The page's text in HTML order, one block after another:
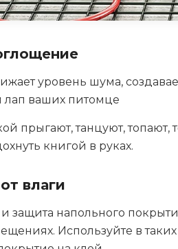
уровень шума,
ваших питомце
прыгают, танцуют,
книгой в руках.
влаги
защита напольного
Используйте в таких